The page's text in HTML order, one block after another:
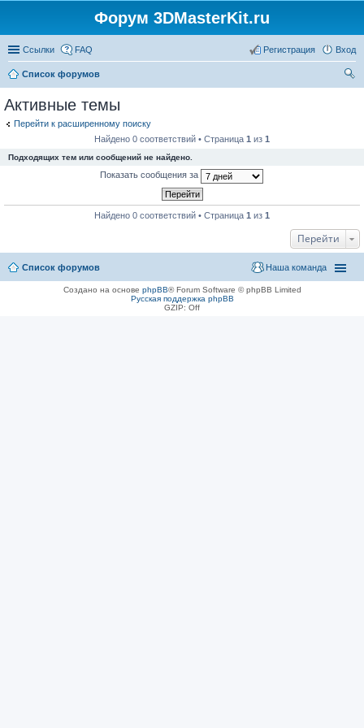
Форум 3DMasterKit.ru
Ссылки FAQ Вход
Регистрация
Список форумов
Активные темы
Перейти к расширенному поиску
Найдено 0 соответствий • Страница 1 из 1
Подходящих тем или сообщений не найдено.
Показать сообщения за
Найдено 0 соответствий • Страница 1 из 1
Перейти
Список форумов Наша команда
Создано на основе phpBB® Forum Software © phpBB Limited
Русская поддержка phpBB
GZIP: Off